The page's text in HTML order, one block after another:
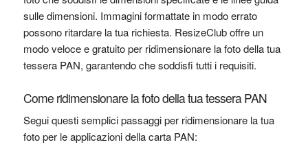
sulle dimensioni. Immagini formattate in modo errato
possono ritardare la tua richiesta. ResizeClub offre un
modo veloce e gratuito per ridimensionare la foto della tua
tessera PAN, garantendo che soddisfi tutti i requisiti.
Come ridimensionare la foto della tua tessera PAN
Segui questi semplici passaggi per ridimensionare la tua
foto per le applicazioni della carta PAN: